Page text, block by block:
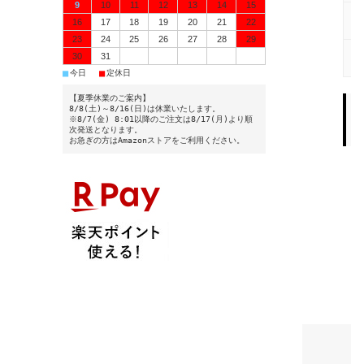
9
10 11 12 13 14
15
16
17 18 19 20 21
22
23
24 25 26 27 28
29
30
31
■今日 ■定休日
【夏季休業のご案内】
8/8(土)～8/16(日)は休業いたします。
※8/7(金) 8:01以降のご注文は8/17(月)より順
次発送となります。
お急ぎの方はAmazonストアをご利用ください。